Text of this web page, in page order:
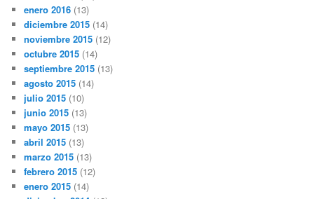
enero 2016 (13)
diciembre 2015 (14)
noviembre 2015 (12)
octubre 2015 (14)
septiembre 2015 (13)
agosto 2015 (14)
julio 2015 (10)
junio 2015 (13)
mayo 2015 (13)
abril 2015 (13)
marzo 2015 (13)
febrero 2015 (12)
enero 2015 (14)